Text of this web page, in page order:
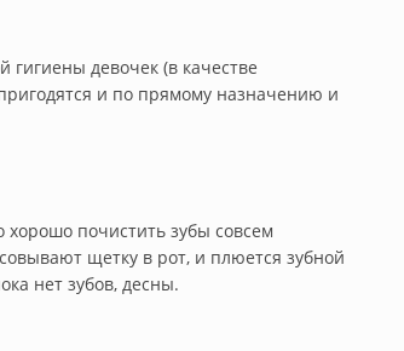
девочек (в качестве
и по прямому назначению и
хорошо почистить зубы совсем
щетку в рот, и плюется зубной
нет зубов, десны.